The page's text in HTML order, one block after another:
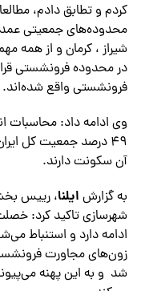
کردم و تطابق دادم،
محدوده‌های جمعیتی
شیراز ، کرمان و از همه
در محدوده فرونشستی
فرونشستی واقع شده‌اند.
وی ادامه داد:
۴٩ درصد جمعیت کل
آن سکونت دارند.
به گزارش ایلنا، رییس
شهرسازی تاکید کرد:
ادامه دارد و استنباط
زون‌های مجاورت
شد و به این پهنه